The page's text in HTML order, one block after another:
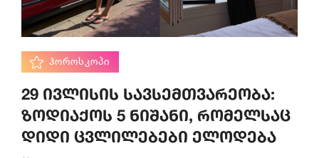
ᲰᲝᲠᲝᲡᲙᲝᲞᲘ
29 ივლისის სავსემთვარეობა:
ზოდიაქოს 5 ნიშანი, რომელსაც
დიდი ცვლილებები ელოდება